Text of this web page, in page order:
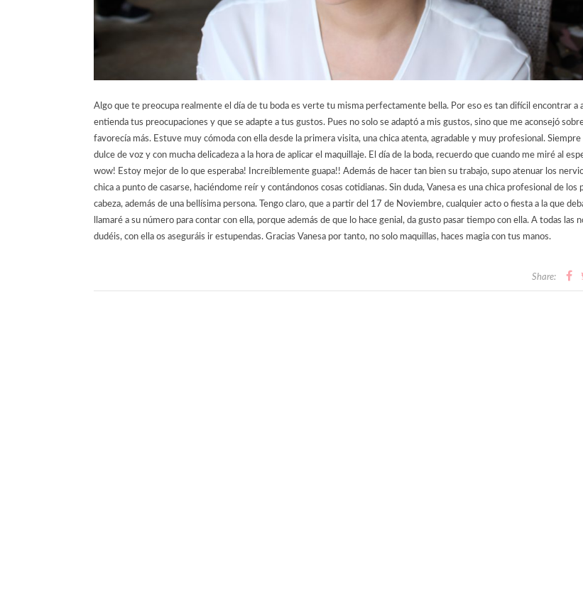
Algo que te preocupa realmente el día de tu boda es verte tu misma perfectamente bella. Por eso es tan difícil encontrar a
entienda tus preocupaciones y que se adapte a tus gustos. Pues no solo se adaptó a mis gustos, sino que me aconsejó
favorecía más. Estuve muy cómoda con ella desde la primera visita, una chica atenta, agradable y muy profesional.
dulce de voz y con mucha delicadeza a la hora de aplicar el maquillaje. El día de la boda, recuerdo que cuando me miré al
wow! Estoy mejor de lo que esperaba! Increíblemente guapa!! Además de hacer tan bien su trabajo, supo atenuar los
chica a punto de casarse, haciéndome reír y contándonos cosas cotidianas. Sin duda, Vanesa es una chica profesional de los
cabeza, además de una bellísima persona. Tengo claro, que a partir del 17 de Noviembre, cualquier acto o fiesta a la que
llamaré a su número para contar con ella, porque además de que lo hace genial, da gusto pasar tiempo con ella. A todas las
dudéis, con ella os aseguráis ir estupendas. Gracias Vanesa por tanto, no solo maquillas, haces magia con tus manos.
Share: